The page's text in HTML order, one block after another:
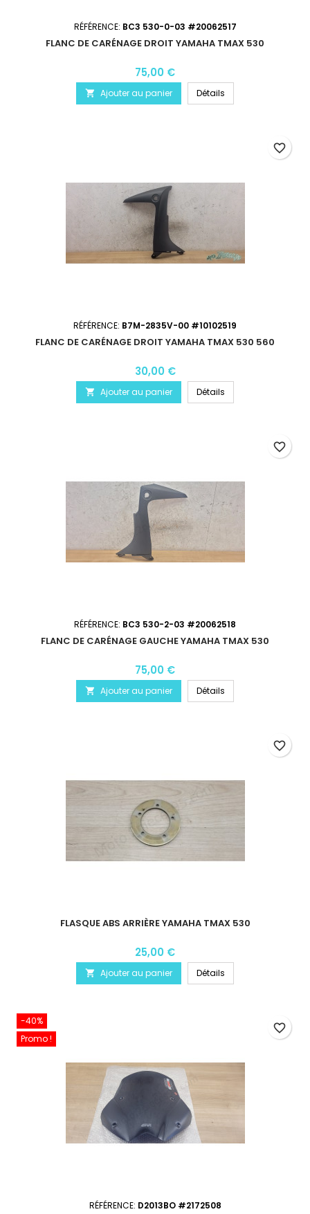
RÉFÉRENCE: BC3 530-0-03 #20062517
FLANC DE CARÉNAGE DROIT YAMAHA TMAX 530
75,00 €
 Ajouter au panier Détails
RÉFÉRENCE: B7M-2835V-00 #10102519
FLANC DE CARÉNAGE DROIT YAMAHA TMAX 530 560
30,00 €
 Ajouter au panier Détails
favorite_border
RÉFÉRENCE: BC3 530-2-03 #20062518
FLANC DE CARÉNAGE GAUCHE YAMAHA TMAX 530
75,00 €
 Ajouter au panier Détails
favorite_border
FLASQUE ABS ARRIÈRE YAMAHA TMAX 530
25,00 €
 Ajouter au panier Détails
favorite_border
-40%
Promo !
RÉFÉRENCE: D2013BO #2172508
favorite_border